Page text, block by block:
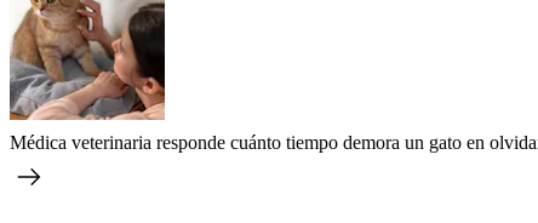
Médica veterinaria responde cuánto tiempo demora un gato en